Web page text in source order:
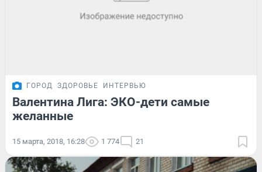
ГОРОД ЗДОРОВЬЕ ИНТЕРВЬЮ
Валентина Лига: ЭКО-дети самые
желанные
15 марта, 2018, 16:28 1 774 21